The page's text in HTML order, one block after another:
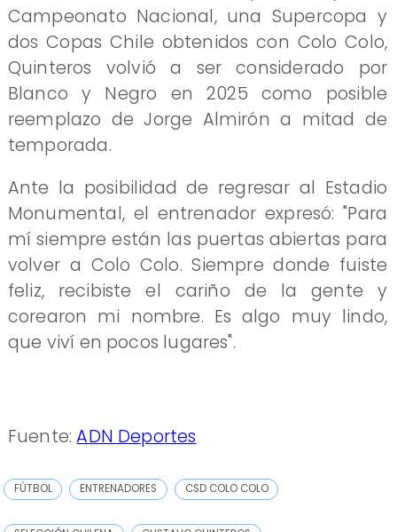
Campeonato Nacional, una Supercopa y
dos Copas Chile obtenidos con Colo Colo,
Quinteros volvió a ser considerado por
Blanco y Negro en 2025 como posible
reemplazo de Jorge Almirón a mitad de
temporada.
Ante la posibilidad de regresar al Estadio
Monumental, el entrenador expresó: "Para
mí siempre están las puertas abiertas para
volver a Colo Colo. Siempre donde fuiste
feliz, recibiste el cariño de la gente y
corearon mi nombre. Es algo muy lindo,
que viví en pocos lugares".
Fuente:ADN Deportes
FÚTBOL ENTRENADORES CSD COLO COLO